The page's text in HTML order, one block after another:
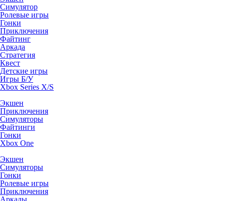
Симулятор
Ролевые игры
Гонки
Приключения
Файтинг
Аркада
Стратегия
Квест
Детские игры
Игры Б/У
Xbox Series X/S
Экшен
Приключения
Симуляторы
Файтинги
Гонки
Xbox One
Экшен
Симуляторы
Гонки
Ролевые игры
Приключения
Аркады